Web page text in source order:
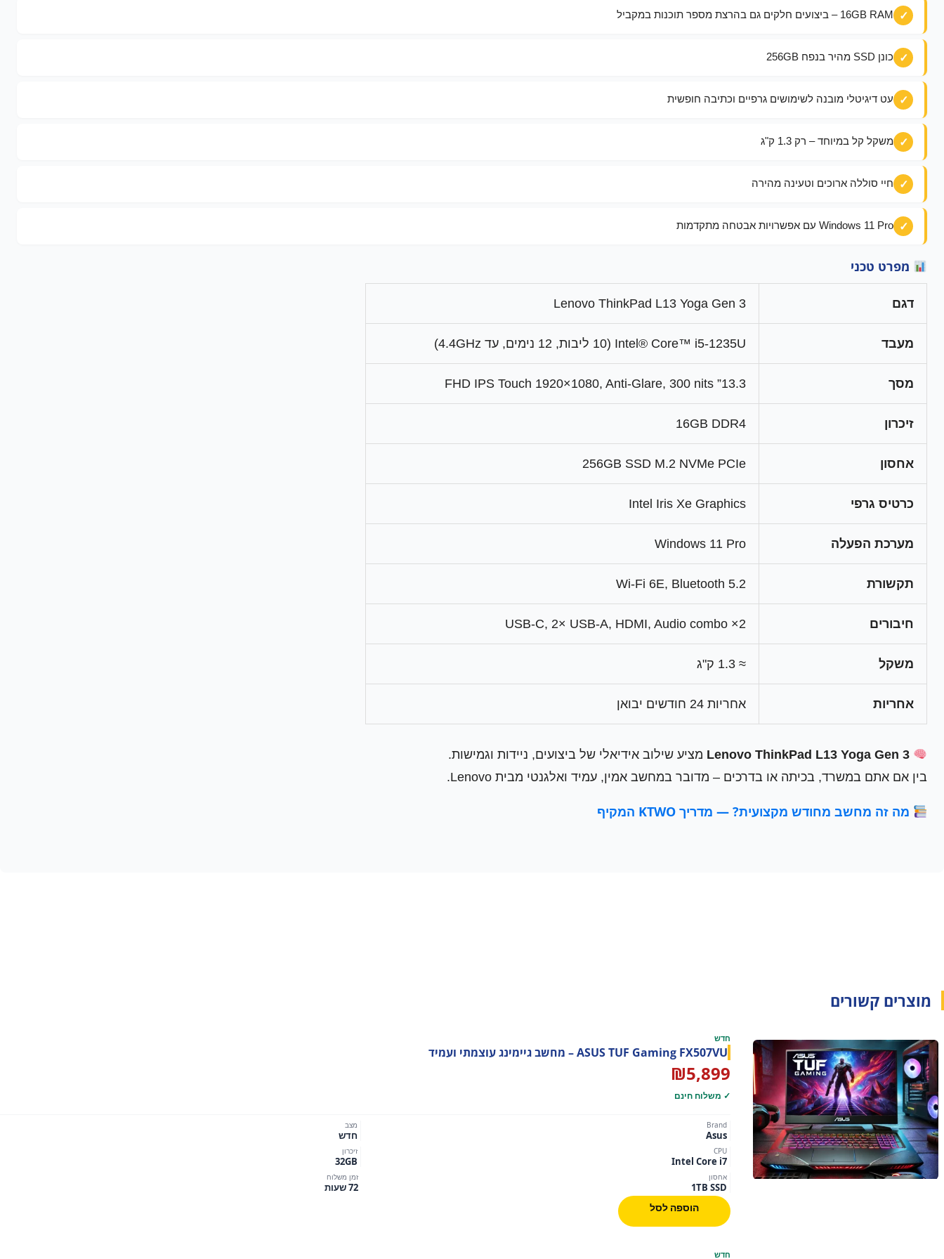
16GB RAM – ביצועים חלקים גם בהרצת מספר תוכנות במקביל
כונן SSD מהיר בנפח 256GB
עט דיגיטלי מובנה לשימושים גרפיים וכתיבה חופשית
משקל קל במיוחד – רק 1.3 ק"ג
חיי סוללה ארוכים וטעינה מהירה
Windows 11 Pro עם אפשרויות אבטחה מתקדמות
מפרט טכני
דגם Lenovo ThinkPad L13 Yoga Gen 3
מעבד Intel® Core™ i5-1235U (10 ליבות, 12 נימים, עד 4.4GHz)
מסך 13.3” FHD IPS Touch 1920×1080, Anti-Glare, 300 nits
זיכרון 16GB DDR4
אחסון 256GB SSD M.2 NVMe PCIe
כרטיס גרפי Intel Iris Xe Graphics
מערכת הפעלה Windows 11 Pro
תקשורת Wi-Fi 6E, Bluetooth 5.2
חיבורים 2× USB-C, 2× USB-A, HDMI, Audio combo
משקל ≈ 1.3 ק"ג
אחריות אחריות 24 חודשים יבואן
Lenovo ThinkPad L13 Yoga Gen 3 מציע שילוב אידיאלי של ביצועים, ניידות וגמישות.
בין אם אתם במשרד, בכיתה או בדרכים – מדובר במחשב אמין, עמיד ואלגנטי מבית Lenovo.
מה זה מחשב מחודש מקצועית? — מדריך KTWO המקיף
מוצרים קשורים
חדש
ASUS TUF Gaming FX507VU – מחשב גיימינג עוצמתי ועמיד
₪5,899
✓ משלוח חינם
Brand
Asus
מצב
חדש
CPU
Intel Core i7
זיכרון
32GB
אחסון
1TB SSD
זמן משלוח
72 שעות
הוספה לסל
חדש